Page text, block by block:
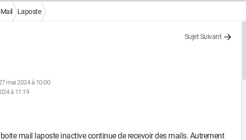
Mail Laposte
Sujet Suivant
mai 2024 à 10:00
à 11:19
mail laposte inactive continue de recevoir des mails. Autrement